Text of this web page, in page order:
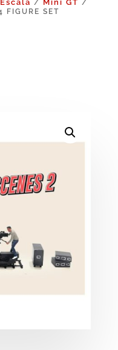
/ Mini GT /
SET